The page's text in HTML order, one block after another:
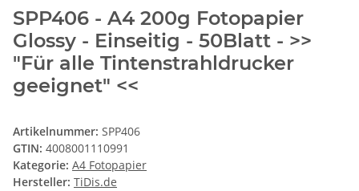
SPP406 - A4 200g Fotopapier
Glossy - Einseitig - 50Blatt - >>
"Für alle Tintenstrahldrucker
geeignet" <<
Artikelnummer: SPP406
GTIN: 4008001110991
Kategorie: A4 Fotopapier
Hersteller: TiDis.de